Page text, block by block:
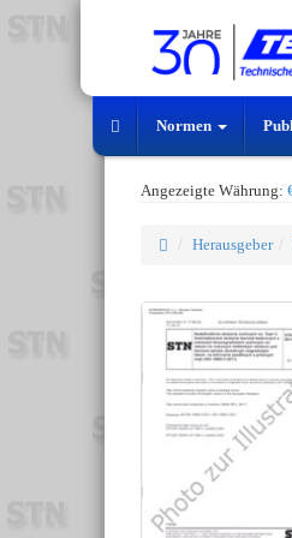
Normen
Angezeigte Währung:
Herausgeber